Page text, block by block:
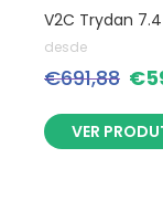
V2C Trydan 7.4
desde
€691,88 €
VER